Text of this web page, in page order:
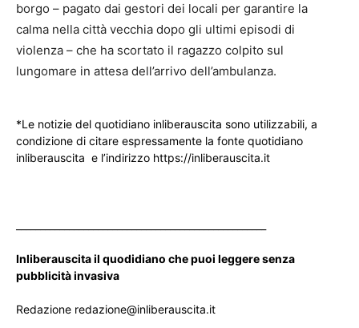
borgo – pagato dai gestori dei locali per garantire la
calma nella città vecchia dopo gli ultimi episodi di
violenza – che ha scortato il ragazzo colpito sul
lungomare in attesa dell’arrivo dell’ambulanza.
*Le notizie del quotidiano inliberauscita sono utilizzabili, a
condizione di citare espressamente la fonte quotidiano
inliberauscita e l’indirizzo https://inliberauscita.it
Inliberauscita il quodidiano che puoi leggere senza
pubblicità invasiva
Redazione redazione@inliberauscita.it